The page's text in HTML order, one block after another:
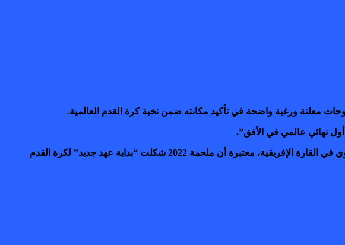
نهائي عالمي في الأفق”.
كما سلطت الصحيفة الضوء على رغبة المغرب في ترسيخ حضوره بين كبار المنتخبات العالمية وتأكيد مكانته كمرجع كروي في القارة الإفريقية، معتبرة أن ملحمة 2022 شكلت “بداية عهد جديد” لكرة القدم